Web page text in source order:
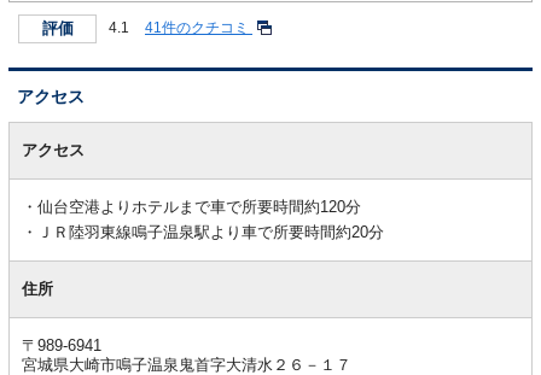
評価 4.1 41件のクチコミ
アクセス
アクセス
仙台空港よりホテルまで車で所要時間約120分
ＪＲ陸羽東線鳴子温泉駅より車で所要時間約20分
住所
〒989-6941
宮城県大崎市鳴子温泉鬼首字大清水２６－１７